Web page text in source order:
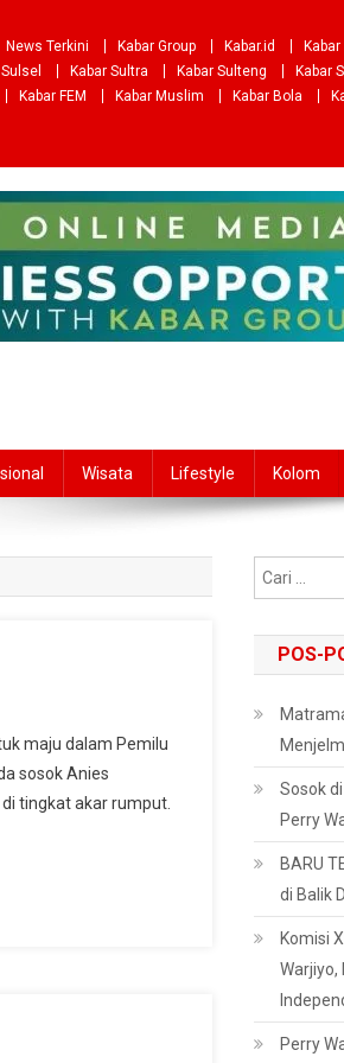
News Terkini Kabar Group Kabar.id
Kabar Sultra Kabar Sulteng Kabar
Kabar FEM Kabar Muslim Kabar Bola
Wisata Lifestyle Kolom
maju dalam Pemilu
sosok Anies
tingkat akar rumput.
POS-
Sosok
Perry
BARU
di Balik
Komisi
Warjiyo,
Perry